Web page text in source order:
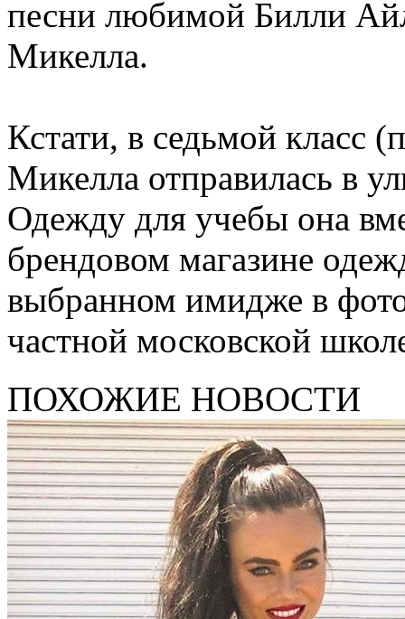
песни любимой Билли
Микелла.
Кстати, в седьмой класс
Микелла отправилась в
Одежду для учебы она
брендовом магазине
выбранном имидже в
частной московской
ПОХОЖИЕ НОВОСТИ